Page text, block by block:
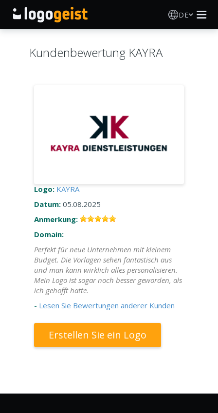
DE
Kundenbewertung KAYRA
Logo: KAYRA
Datum: 05.08.2025
Anmerkung:
Domain:
Perfekt für neue Unternehmen mit kleinem
Budget. Die Vorlagen sehen fantastisch aus
und man kann wirklich alles personalisieren.
Mein Logo ist sogar noch besser geworden, als
ich gehofft hatte.
- Lesen Sie Bewertungen anderer Kunden
Erstellen Sie ein Logo